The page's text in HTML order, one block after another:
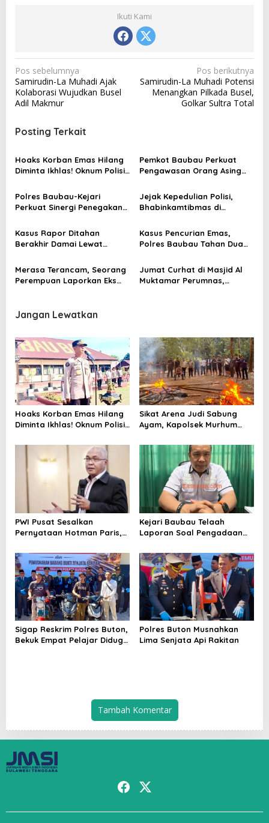
Ikuti Kami
N
a
v
g
a
s
p
s
Pos sebelumnya
Samirudin-La Muhadi Ajak
Kolaborasi Wujudkan Busel
Adil Makmur
Pos berikutnya
Samirudin-La Muhadi Potensi
Menangkan Pilkada Busel,
Golkar Sultra Total
Posting Terkait
Hoaks Korban Emas Hilang
Diminta Ikhlas! Oknum Polisi
Pemkot Baubau Perkuat
Pengawasan Orang Asing
Polres Baubau-Kejari
Perkuat Sinergi Penegakan
Jejak Kepedulian Polisi,
Bhabinkamtibmas di
hingga ke Tengah Hutan
Kasus Rapor Ditahan
Berakhir Damai Lewat
Kasus Pencurian Emas,
Polres Baubau Tahan Dua
Merasa Terancam, Seorang
Perempuan Laporkan Eks
Jumat Curhat di Masjid Al
Muktamar Perumnas,
Jangan Lewatkan
Hoaks Korban Emas Hilang
Diminta Ikhlas! Oknum Polisi
Sikat Arena Judi Sabung
Ayam, Kapolsek Murhum
Bagi Perjudian
PWI Pusat Sesalkan
Pernyataan Hotman Paris,
Wartawan dan
Kemerdekaan Pers
Kejari Baubau Telaah
Laporan Soal Pengadaan
Sigap Reskrim Polres Buton,
Bekuk Empat Pelajar Diduga
Polres Buton Musnahkan
Lima Senjata Api Rakitan
Tambah Komentar